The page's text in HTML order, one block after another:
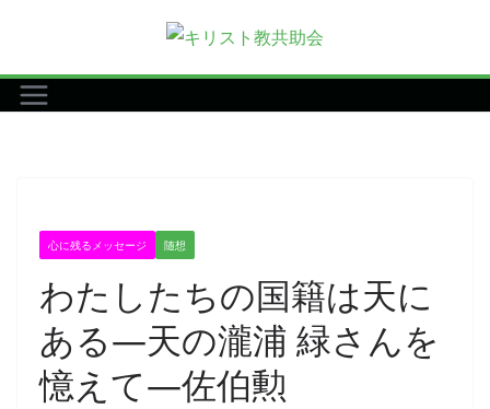
テ
ン
心に残るメッセージ 随想
わたしたちの国籍は天に
ある―天の瀧浦 緑さんを
憶えて―佐伯勲